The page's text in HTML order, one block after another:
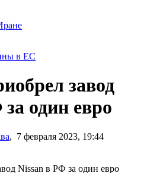
в ЕС
завод
один евро
, 7 февраля 2023, 19:44